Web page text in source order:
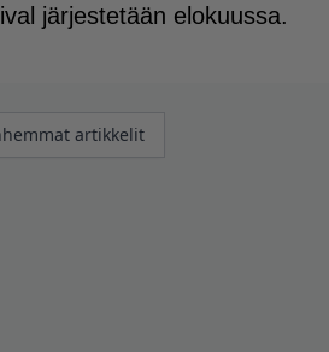
järjestetään elokuussa.
artikkelit